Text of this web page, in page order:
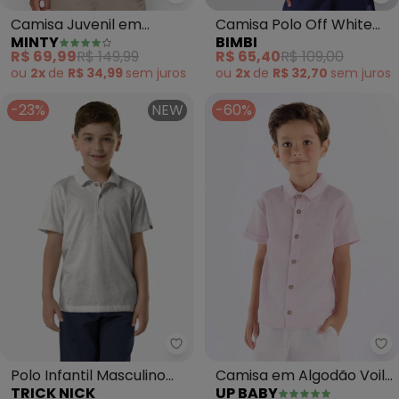
Camisa Juvenil em
Viscose Masculina
(Verde)
MINTY
R$ 69,99R$ 149,99
ou 2x de R$ 34,99 sem juros
Camisa Polo Off White
(Off White)
BIMBI
R$ 65,40R$ 109,00
ou 2x de R$ 32,70 sem juros
-23% NEW
Trick Nick - Polo Infantil
Polo Infantil Masculino
TRICK NICK
-60%
Camisa em Algodão Voil
UP BABY